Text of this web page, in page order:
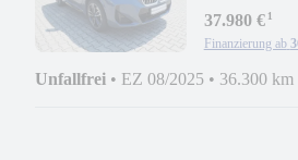
37.980 €¹
Finanzierung ab
Unfallfrei • EZ 08/2025 • 36.300 km